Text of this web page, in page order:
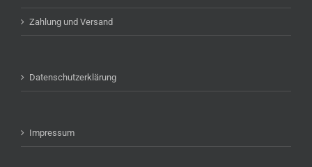
Zahlung und Versand
Datenschutzerklärung
Impressum